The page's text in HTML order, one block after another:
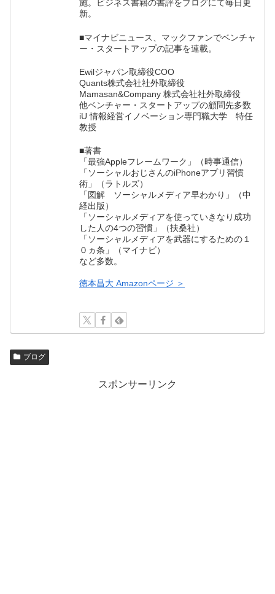
施。ビジネス書籍の書評をブログにて毎日更
新。
■マイナビニュース、マックファンでベンチャ
ー・スタートアップの記事を連載。
Ewilジャパン取締役COO
Quants株式会社社外取締役
Mamasan&Company 株式会社社外取締役
他ベンチャー・スタートアップの顧問先多数
iU 情報経営イノベーション専門職大学 特任
教授
■著書
「最強Appleフレームワーク」（時事通信）
「ソーシャルおじさんのiPhoneアプリ習慣
術」（ラトルズ）
「図解 ソーシャルメディア早わかり」（中
経出版）
「ソーシャルメディアを使っていきなり成功
した人の4つの習慣」（扶桑社）
「ソーシャルメディアを武器にするための１
０ヵ条」（マイナビ）
など多数。
徳本昌大 Amazonページ ＞
ブログ
スポンサーリンク